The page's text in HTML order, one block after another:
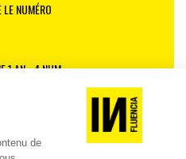
LE NUMÉRO
1 AN - 4 NUM.
PRÉCÉDENTS